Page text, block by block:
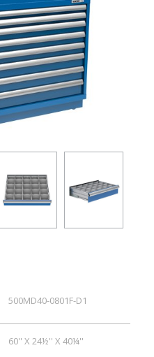
500MD40-0801F-D1
60'' X 24½'' X 40¼''